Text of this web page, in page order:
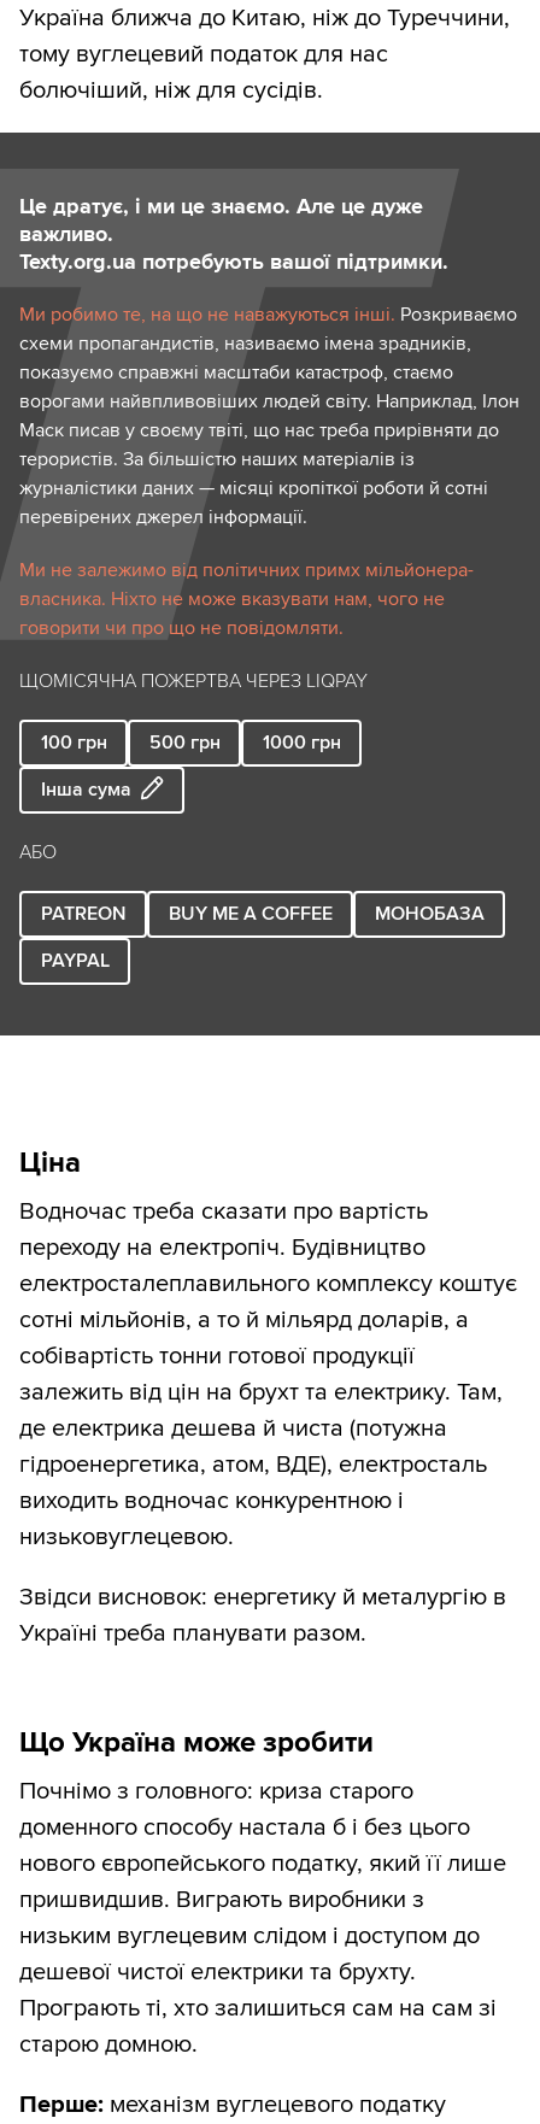
Україна ближча до Китаю, ніж до Туреччини,
тому вуглецевий податок для нас
болючіший, ніж для сусідів.
Це дратує, і ми це знаємо. Але це дуже
важливо.
Texty.org.ua потребують вашої підтримки.
Ми робимо те, на що не наважуються інші. Розкриваємо
схеми пропагандистів, називаємо імена зрадників,
показуємо справжні масштаби катастроф, стаємо
ворогами найвпливовіших людей світу. Наприклад, Ілон
Маск писав у своєму твіті, що нас треба прирівняти до
терористів. За більшістю наших матеріалів із
журналістики даних — місяці кропіткої роботи й сотні
перевірених джерел інформації.
Ми не залежимо від політичних примх мільйонера-
власника. Ніхто не може вказувати нам, чого не
говорити чи про що не повідомляти.
ЩОМІСЯЧНА ПОЖЕРТВА ЧЕРЕЗ LIQPAY
100 грн 500 грн 1000 грн
Інша сума
АБО
PATREON BUY ME A COFFEE
МОНОБАЗА
PAYPAL
Ціна
Водночас треба сказати про вартість
переходу на електропіч. Будівництво
електросталеплавильного комплексу коштує
сотні мільйонів, а то й мільярд доларів, а
собівартість тонни готової продукції
залежить від цін на брухт та електрику. Там,
де електрика дешева й чиста (потужна
гідроенергетика, атом, ВДЕ), електросталь
виходить водночас конкурентною і
низьковуглецевою.
Звідси висновок: енергетику й металургію в
Україні треба планувати разом.
Що Україна може зробити
Почнімо з головного: криза старого
доменного способу настала б і без цього
нового європейського податку, який її лише
пришвидшив. Виграють виробники з
низьким вуглецевим слідом і доступом до
дешевої чистої електрики та брухту.
Програють ті, хто залишиться сам на сам зі
старою домною.
Перше: механізм вуглецевого податку